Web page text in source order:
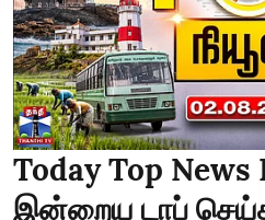
Today Top News
இன்றைய டாப்